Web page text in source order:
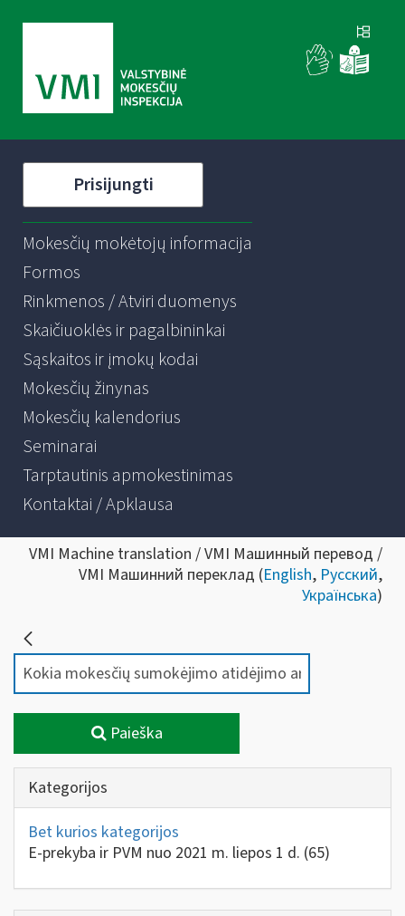
Prisijungti
Mokesčių mokėtojų informacija
Formos
Rinkmenos / Atviri duomenys
Skaičiuoklės ir pagalbininkai
Sąskaitos ir įmokų kodai
Mokesčių žinynas
Mokesčių kalendorius
Seminarai
Tarptautinis apmokestinimas
Kontaktai / Apklausa
VMI Machine translation / VMI Машинный перевод /
VMI Машинний переклад (English, Русский,
Українська)
Paieška
Kategorijos
Bet kurios kategorijos
E-prekyba ir PVM nuo 2021 m. liepos 1 d. (65)